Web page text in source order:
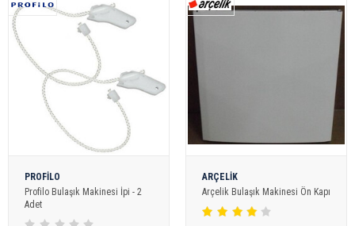
PROFİLO
Profilo Bulaşık Makinesi İpi - 2
Adet
ARÇELİK
Arçelik Bulaşık Makinesi Ön Kapı